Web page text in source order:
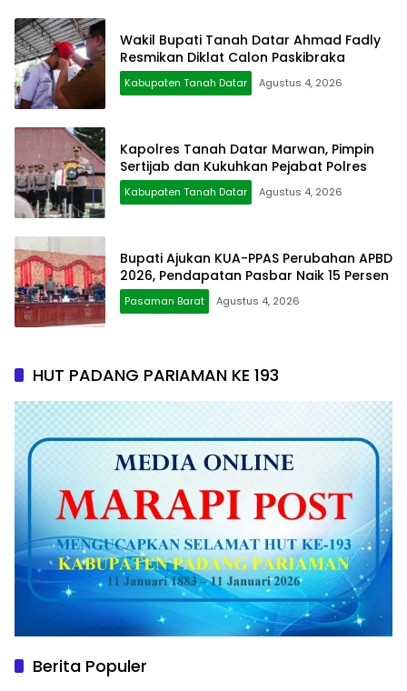
Wakil Bupati Tanah Datar Ahmad Fadly
Resmikan Diklat Calon Paskibraka
Kabupaten Tanah Datar Agustus 4, 2026
Kapolres Tanah Datar Marwan, Pimpin
Sertijab dan Kukuhkan Pejabat Polres
Kabupaten Tanah Datar Agustus 4, 2026
Bupati Ajukan KUA-PPAS Perubahan APBD
2026, Pendapatan Pasbar Naik 15 Persen
Pasaman Barat Agustus 4, 2026
HUT PADANG PARIAMAN KE 193
Berita Populer